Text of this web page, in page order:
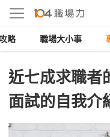
略 職場大小事
近七成求職者
面試的自我介